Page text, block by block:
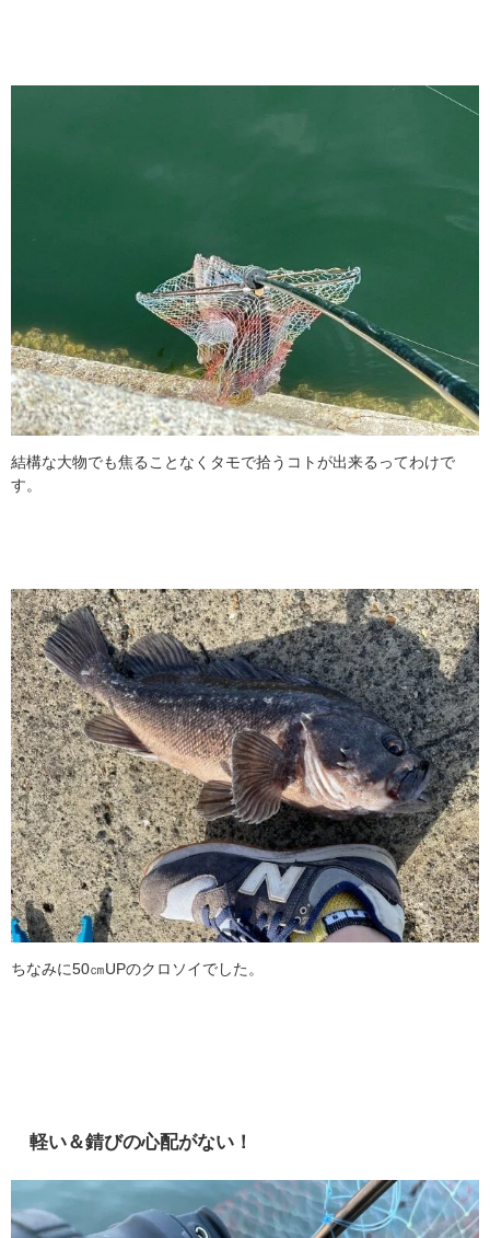
結構な大物でも焦ることなくタモで拾うコトが出来るってわけで
す。
ちなみに50㎝UPのクロソイでした。
軽い＆錆びの心配がない！